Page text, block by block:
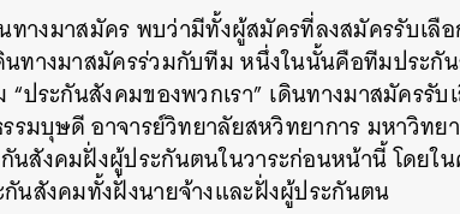
ทางมาสมัคร พบว่ามีทั้งผู้สมัครที่ลงสมัครรับเลื
นทางมาสมัครร่วมกับทีม หนึ่งในนั้นคือทีมประกั
ประกันสังคมของพวกเรา” เดินทางมาสมัครรั
รมบุษดี อาจารย์วิทยาลัยสหวิทยาการ มหาวิทย
นสังคมฝั่งผู้ประกันตนในวาระก่อนหน้านี้ โดยใ
นสังคมทั้งฝั่งนายจ้างและฝั่งผู้ประกันตน